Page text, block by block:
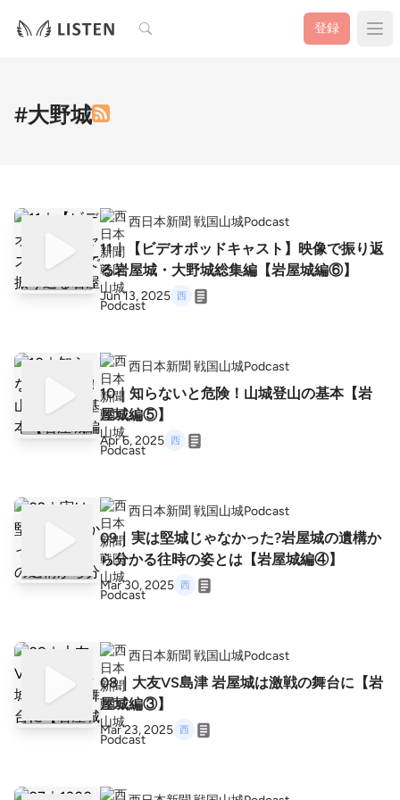
検索 登録
#大野城
西日本新聞 戦国山城Podcast
11｜【ビデオポッドキャスト】映像で振り返
る岩屋城・大野城総集編【岩屋城編⑥】
Jun 13, 2025
西日本新聞 戦国山城Podcast
10｜知らないと危険！山城登山の基本【岩
屋城編⑤】
Apr 6, 2025
西日本新聞 戦国山城Podcast
09｜実は堅城じゃなかった?岩屋城の遺構か
ら分かる往時の姿とは【岩屋城編④】
Mar 30, 2025
西日本新聞 戦国山城Podcast
08｜大友VS島津 岩屋城は激戦の舞台に【岩
屋城編③】
Mar 23, 2025